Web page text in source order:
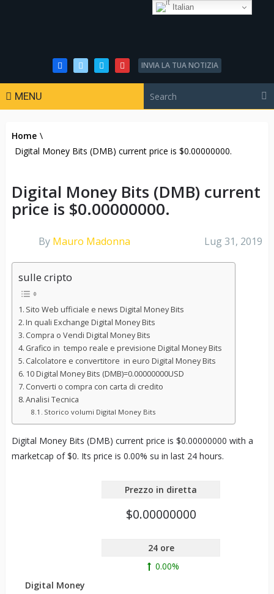
INVIA LA TUA NOTIZIA
MENU
Home \
Digital Money Bits (DMB) current price is $0.00000000.
Digital Money Bits (DMB) current
price is $0.00000000.
By Mauro Madonna Lug 31, 2019
sulle cripto
Sito Web ufficiale e news Digital Money Bits
In quali Exchange Digital Money Bits
Compra o Vendi Digital Money Bits
Grafico in tempo reale e previsione Digital Money Bits
Calcolatore e convertitore in euro Digital Money Bits
10 Digital Money Bits (DMB)=0.00000000USD
Converti o compra con carta di credito
Analisi Tecnica
Storico volumi Digital Money Bits
Digital Money Bits (DMB) current price is $0.00000000 with a
marketcap of $0. Its price is 0.00% su in last 24 hours.
Digital Money
Prezzo in diretta
$0.00000000
24 ore
0.00%
Italian